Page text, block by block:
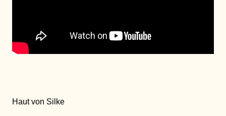
Haut von Silke